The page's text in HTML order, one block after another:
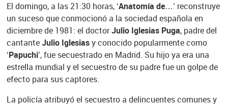
El domingo, a las 21:30 horas, ‘Anatomía de…’ reconstruye
un suceso que conmocionó a la sociedad española en
diciembre de 1981: el doctorJulio Iglesias Puga, padre del
cantanteJulio Iglesiasy conocido popularmente como
‘Papuchi’, fue secuestrado en Madrid. Su hijo ya era una
estrella mundial y el secuestro de su padre fue un golpe de
efecto para sus captores.
La policía atribuyó el secuestro a delincuentes comunes y